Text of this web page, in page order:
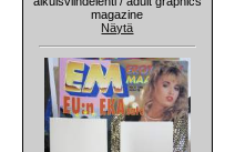
magazine
Näytä